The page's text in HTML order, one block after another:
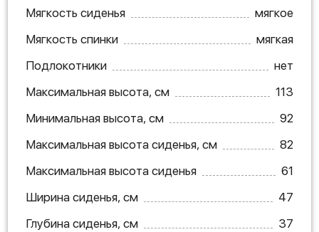
Мягкость сиденья
мягкое
Мягкость спинки
мягкая
Подлокотники
нет
Максимальная высота, см
113
Минимальная высота, см
92
Максимальная высота сиденья, см
82
Максимальная высота сиденья
61
Ширина сиденья, см
47
Глубина сиденья, см
37